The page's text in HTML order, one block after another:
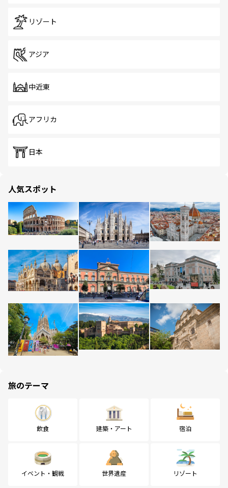
リゾート
アジア
中近東
アフリカ
日本
人気スポット
旅のテーマ
飲食 建築・アート 宿泊
イベント・観戦 世界遺産 リゾート